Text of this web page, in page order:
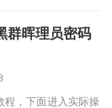
未获取到DHCP信
群晖理员密码
程，下面进入实际操